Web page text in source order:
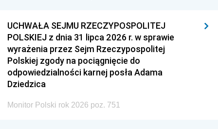
UCHWAŁA SEJMU RZECZYPOSPOLITEJ
POLSKIEJ z dnia 31 lipca 2026 r. w sprawie
wyrażenia przez Sejm Rzeczypospolitej
Polskiej zgody na pociągnięcie do
odpowiedzialności karnej posła Adama
Dziedzica
Monitor Polski rok 2026 poz. 751